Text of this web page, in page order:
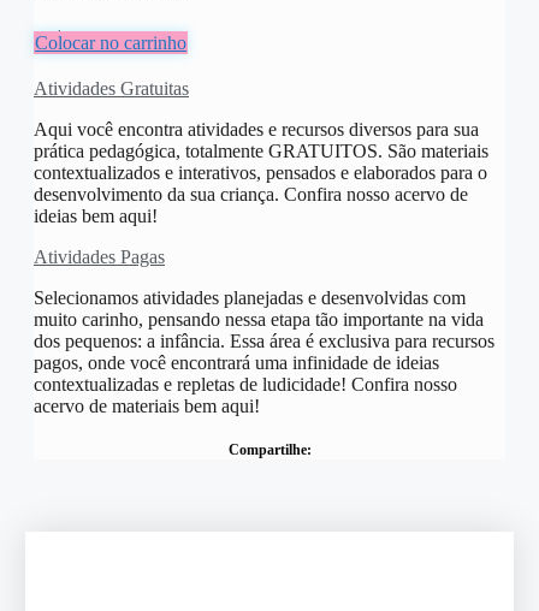
R$10,00
Colocar no carrinho
Atividades Gratuitas
Aqui você encontra atividades e recursos diversos para sua
prática pedagógica, totalmente GRATUITOS. São materiais
contextualizados e interativos, pensados e elaborados para o
desenvolvimento da sua criança. Confira nosso acervo de
ideias bem aqui!
Atividades Pagas
Selecionamos atividades planejadas e desenvolvidas com
muito carinho, pensando nessa etapa tão importante na vida
dos pequenos: a infância. Essa área é exclusiva para recursos
pagos, onde você encontrará uma infinidade de ideias
contextualizadas e repletas de ludicidade! Confira nosso
acervo de materiais bem aqui!
Compartilhe: